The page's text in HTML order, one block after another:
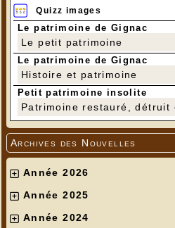
Quizz images
Le patrimoine de Gignac
Le petit patrimoine
Le patrimoine de Gignac
Histoire et patrimoine
Petit patrimoine insolite
Patrimoine restauré, détruit
Archives des Nouvelles
Année 2026
Année 2025
Année 2024
Photos Sylvie Cardoso qui